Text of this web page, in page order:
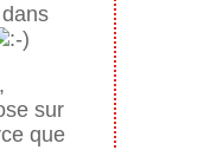
sur
que